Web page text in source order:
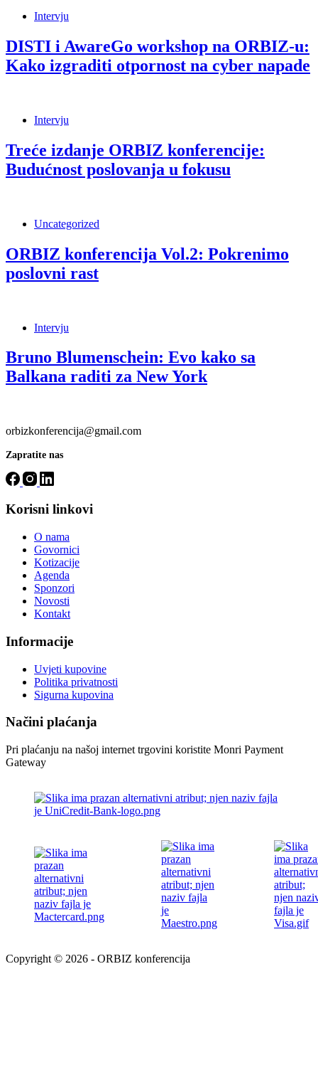
Intervju
DISTI i AwareGo workshop na ORBIZ-u:
Kako izgraditi otpornost na cyber napade
Intervju
Treće izdanje ORBIZ konferencije:
Budućnost poslovanja u fokusu
Uncategorized
ORBIZ konferencija Vol.2: Pokrenimo
poslovni rast
Intervju
Bruno Blumenschein: Evo kako sa
Balkana raditi za New York
orbizkonferencija@gmail.com
Zapratite nas
Korisni linkovi
O nama
Govornici
Kotizacije
Agenda
Sponzori
Novosti
Kontakt
Informacije
Uvjeti kupovine
Politika privatnosti
Sigurna kupovina
Načini plaćanja
Pri plaćanju na našoj internet trgovini koristite Monri Payment
Gateway
Copyright © 2026 - ORBIZ konferencija